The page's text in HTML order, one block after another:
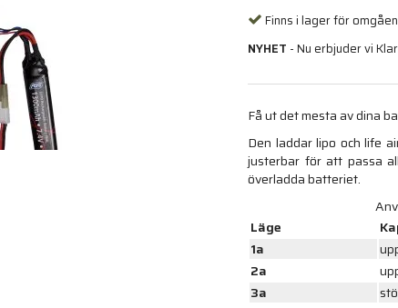
Finns i lager för
NYHET - Nu erbjuder vi
Få ut det mesta av dina
Den laddar lipo och life
justerbar för att passa
överladda batteriet.
Läge
1a
2a
3a